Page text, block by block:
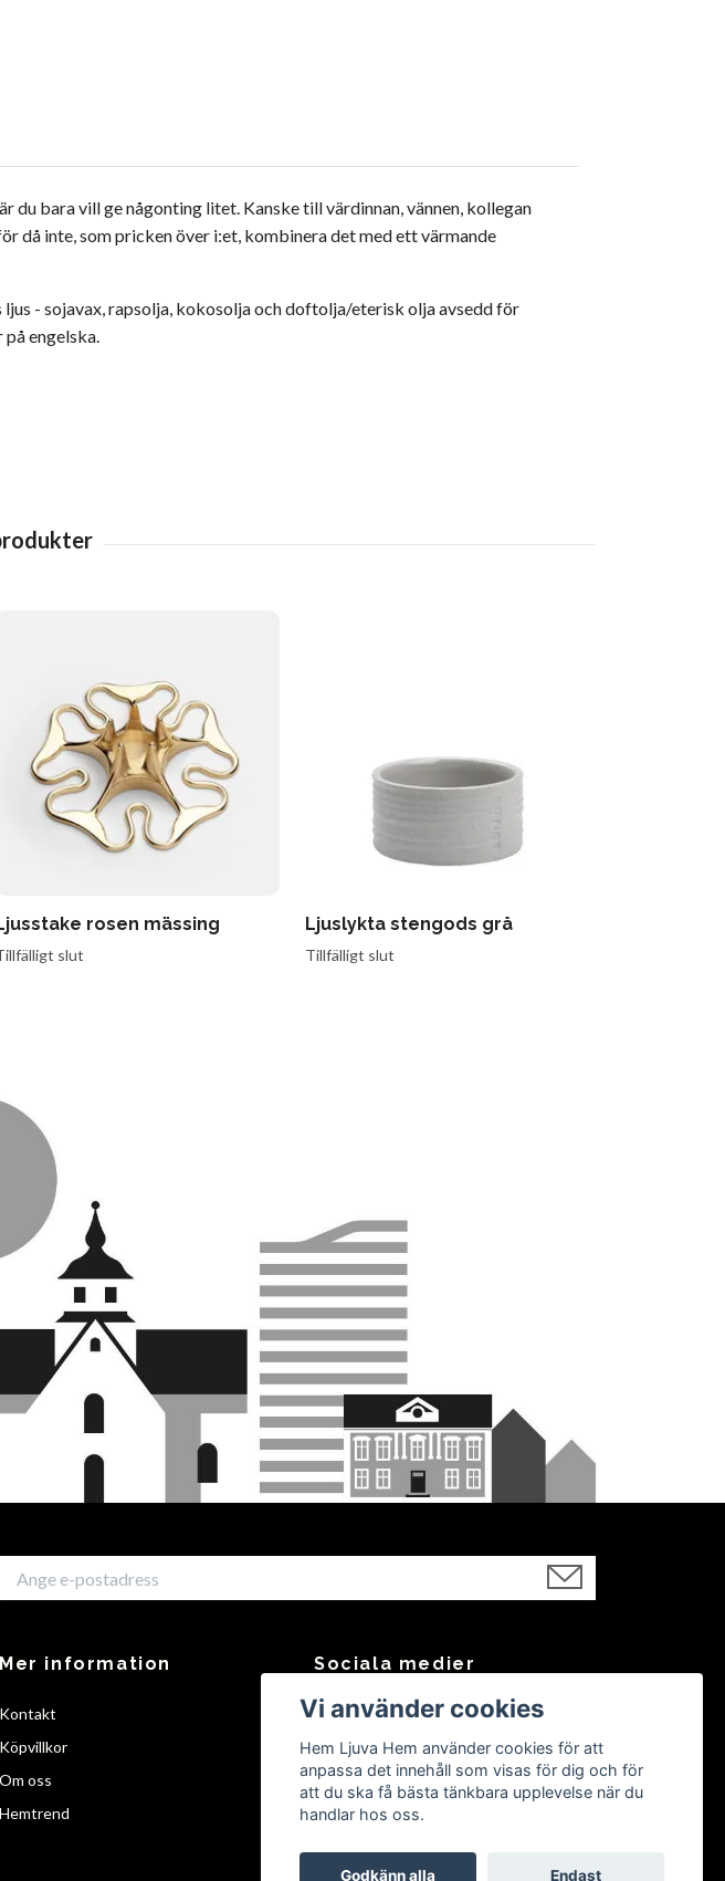
bara vill ge någonting litet. Kanske till värdinnan, vännen, kollegan
då inte, som pricken över i:et, kombinera det med ett värmande
- sojavax, rapsolja, kokosolja och doftolja/eterisk olja avsedd för
engelska.
rosen mässing
slut
Ljuslykta stengods grå
Tillfälligt slut
Mer information
Kontakt
Köpvillkor
Om oss
Hemtrend
Sociala medier
Facebook
Instagram
Vi använder cookies
Hem Ljuva Hem använder cookies för att
anpassa det innehåll som visas för dig och för
att du ska få bästa tänkbara upplevelse när du
handlar hos oss.
Godkänn alla Endast